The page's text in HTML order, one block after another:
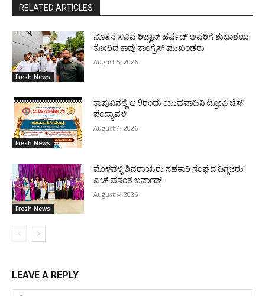
RELATED ARTICLES
Fresh News
ನೂತನ ಸಚಿವ ರಿಜ್ವಾನ್ ಹರ್ಷದ್ ಅವರಿಗೆ ಶುಭಾಶಯ
ಕೋರಿದ ಕಾಪು ಕಾಂಗ್ರೆಸ್ ಮುಖಂಡರು
August 5, 2026
Fresh News
ಕಾಪುವಿನಲ್ಲಿ ಆ.9ರಂದು ಯುವವಾಹಿನಿ ಟ್ರೋಫಿ ಚೆಸ್
ಪಂದ್ಯಾವಳಿ
August 4, 2026
Fresh News
ಮೊಳವಳ್ಳಿ ಶಿವರಾಯರು ಸಹಕಾರಿ ಸಂಘದ ದಿಗ್ಗಜರು:
ಎಚ್ ವಸಂತ ಬರ್ನಾಡ್
August 4, 2026
LEAVE A REPLY